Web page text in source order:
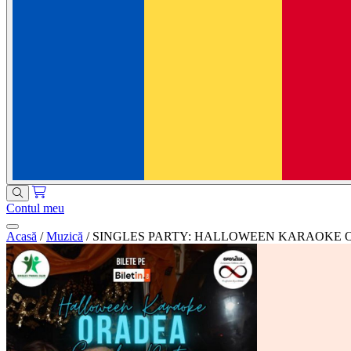
Contul meu
Acasă / Muzică / SINGLES PARTY: HALLOWEEN KARAOKE